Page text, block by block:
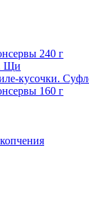
240 г
Щи
кусочки.
160 г